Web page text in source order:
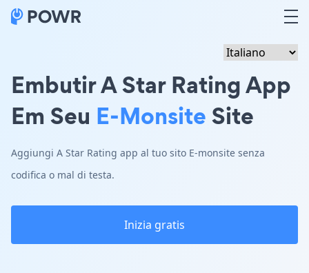
Embutir A Star Rating App
Em Seu E-MonsiteSite
Aggiungi A Star Rating app al tuo sito E-monsite senza
codifica o mal di testa.
Inizia gratis